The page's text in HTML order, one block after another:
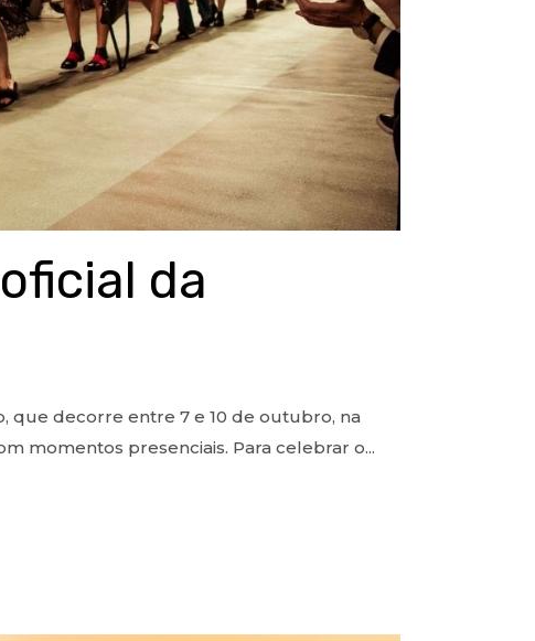
da
que decorre entre 7 e 10 de outubro, na
momentos presenciais. Para celebrar o...